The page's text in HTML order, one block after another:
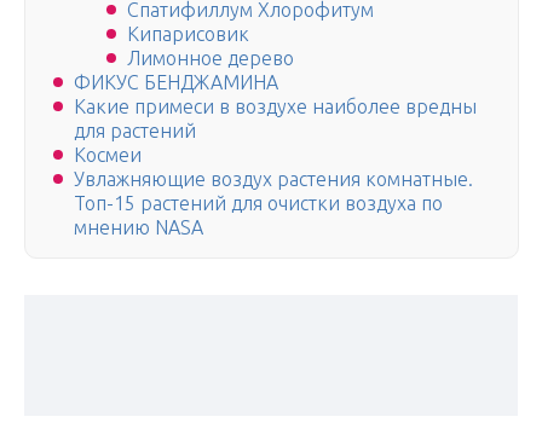
Спатифиллум Хлорофитум
Кипарисовик
Лимонное дерево
ФИКУС БЕНДЖАМИНА
Какие примеси в воздухе наиболее вредны
для растений
Космеи
Увлажняющие воздух растения комнатные.
Топ-15 растений для очистки воздуха по
мнению NASA